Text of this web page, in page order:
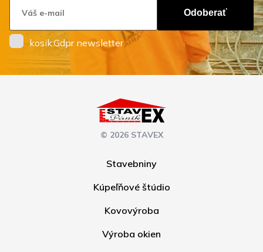
Odoberať
kosik.Gdpr newsletter
© 2026 STAVEX
Stavebniny
Kúpeľňové štúdio
Kovovýroba
Výroba okien